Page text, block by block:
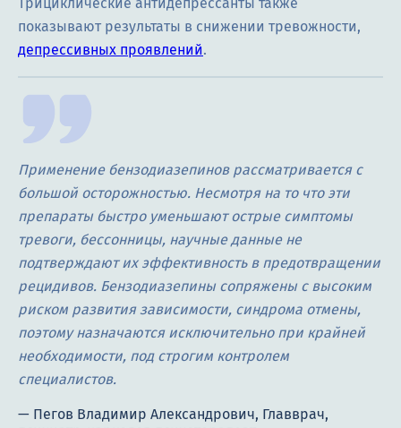
показывают результаты в снижении тревожности,
депрессивных проявлений.
Применение бензодиазепинов рассматривается с
большой осторожностью. Несмотря на то что эти
препараты быстро уменьшают острые симптомы
тревоги, бессонницы, научные данные не
подтверждают их эффективность в предотвращении
рецидивов. Бензодиазепины сопряжены с высоким
риском развития зависимости, синдрома отмены,
поэтому назначаются исключительно при крайней
необходимости, под строгим контролем
специалистов.